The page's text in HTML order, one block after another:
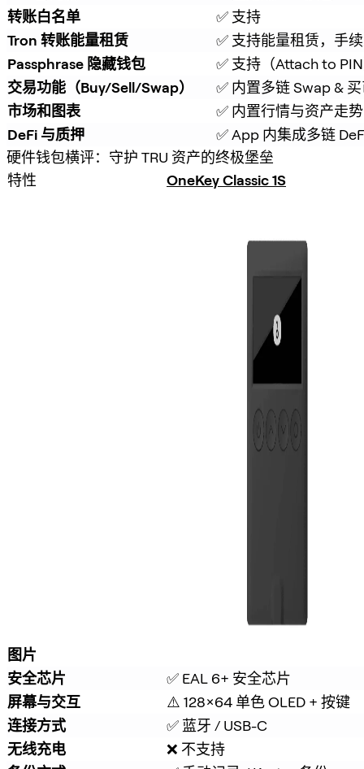
转账白名单
✅ 支持
Tron 转账能量租赁
✅ 支持能量租赁，手
Passphrase 隐藏钱包
✅ 支持（Attach to
交易功能（Buy/Sell/Swap）
✅ 内置多链 Swap &
市场和图表
✅ 内置行情与资产走势
DeFi 与质押
✅ App 内集成多链
硬件钱包横评：守护 TRU 资产的终极堡垒
特性
OneKey Classic 1S
图片
安全芯片
✅ EAL 6+ 安全芯片
屏幕与交互
⚠️ 128×64 单色 OLED + 按键
连接方式
✅ 蓝牙 / USB-C
无线充电
❌ 不支持